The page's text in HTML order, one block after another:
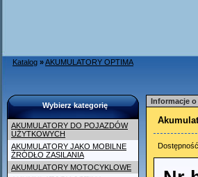
Katalog »AKUMULATORY OPTIMA
Wybierz kategorię
AKUMULATORY DO POJAZDÓW
UŻYTKOWYCH
AKUMULATORY JAKO MOBILNE
ŹRÓDŁO ZASILANIA
AKUMULATORY MOTOCYKLOWE
Informacje